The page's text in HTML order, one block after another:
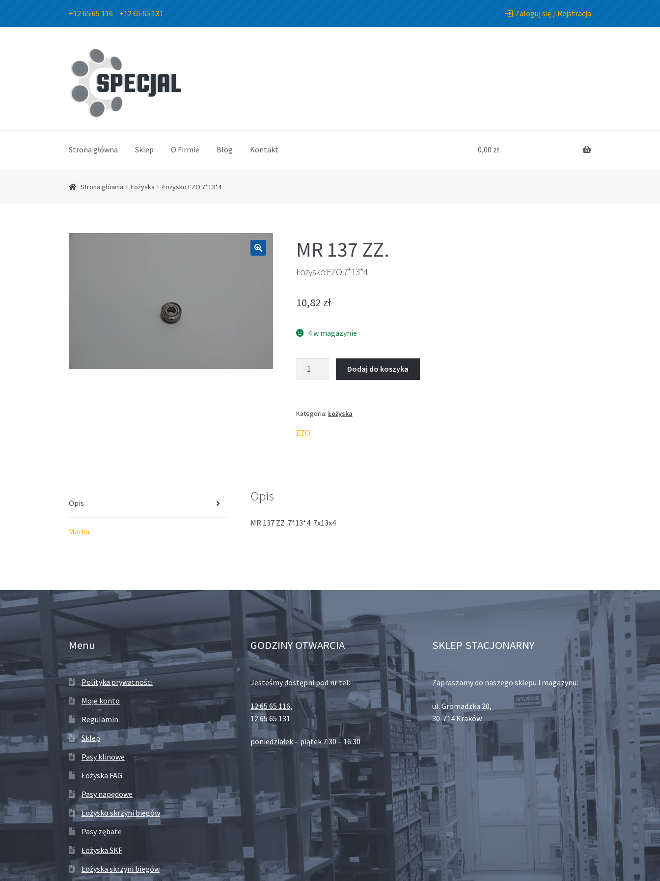
+12 65 65 116 +12 65 65 131 Zaloguj się / Rejstracja
Przejdź
do
nawigacji
Przejdź
do
treści
Strona główna Sklep O Firmie Blog Kontakt 0,00 zł
Strona główna Łożyska Łożysko EZO 7*13*4
MR 137 ZZ.
Łożysko EZO 7*13*4
10,82 zł
4 w magazynie
Dodaj do koszyka
Kategoria: Łożyska
EZO
Opis
Marka
Opis
MR 137 ZZ 7*13*4 7x13x4
Menu
Polityka prywatności
Moje konto
Regulamin
Sklep
Pasy klinowe
Łożyska FAG
Pasy napędowe
Łożysko skrzyni biegów
Pasy zębate
Łożyska SKF
Łożyska skrzyni biegów
GODZINY OTWARCIA
Jesteśmy dostępni pod nr tel:
12 65 65 116,
12 65 65 131
poniedziałek – piątek 7:30 – 16:30
SKLEP STACJONARNY
Zapraszamy do naszego sklepu i magazynu:
ul. Gromadzka 20,
30-714 Kraków